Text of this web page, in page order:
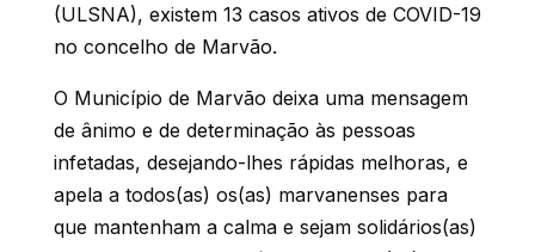
(ULSNA), existem 13 casos ativos de COVID-19
no concelho de Marvão.
O Município de Marvão deixa uma mensagem
de ânimo e de determinação às pessoas
infetadas, desejando-lhes rápidas melhoras, e
apela a todos(as) os(as) marvanenses para
que mantenham a calma e sejam solidários(as)